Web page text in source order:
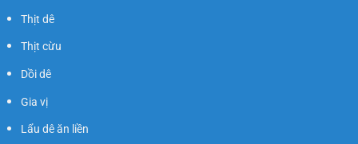
Thịt dê
Thịt cừu
Dồi dê
Gia vị
Lẩu dê ăn liền